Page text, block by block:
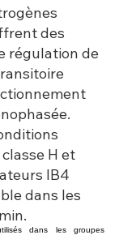
des
régulation de
H et
IB4
dans les
dans les groupes